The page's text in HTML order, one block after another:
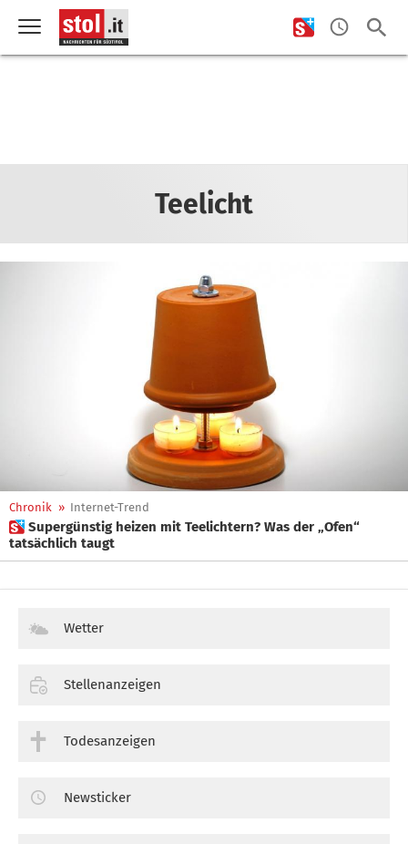
Teelicht
Chronik » Internet-Trend
 Supergünstig heizen mit Teelichtern? Was der „Ofen“
tatsächlich taugt
Wetter
Stellenanzeigen
Todesanzeigen
Newsticker